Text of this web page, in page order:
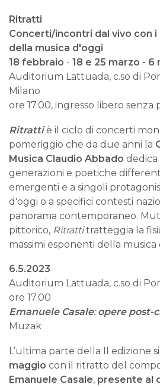
Ritratti
Concerti/incontri dal vivo con
della musica d'oggi
18 febbraio - 18 e 25 marzo - 6
Auditorium Lattuada, c.so di
Milano
ore 17.00, ingresso libero senza
Ritrattiè il ciclo di concerti
pomeriggio che da due anni la
Musica Claudio Abbado dedica
generazioni e poetiche
emergenti e a singoli
d'oggi o a specifici contesti
panorama contemporaneo.
pittorico, Ritrattitratteggia la
massimi esponenti della musica
6.5.2023
Auditorium Lattuada, c.so di
ore 17.00
Emanuele Casale:opere post-
Muzak
L’ultima parte della II edizione
maggio con il ritratto del
Emanuele Casale, presente al